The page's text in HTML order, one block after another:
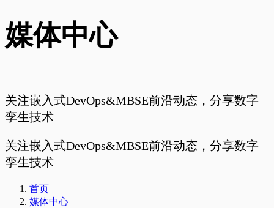
媒体中心
关注嵌入式DevOps&MBSE前沿动态，分享数字
孪生技术
关注嵌入式DevOps&MBSE前沿动态，分享数字
孪生技术
首页
媒体中心